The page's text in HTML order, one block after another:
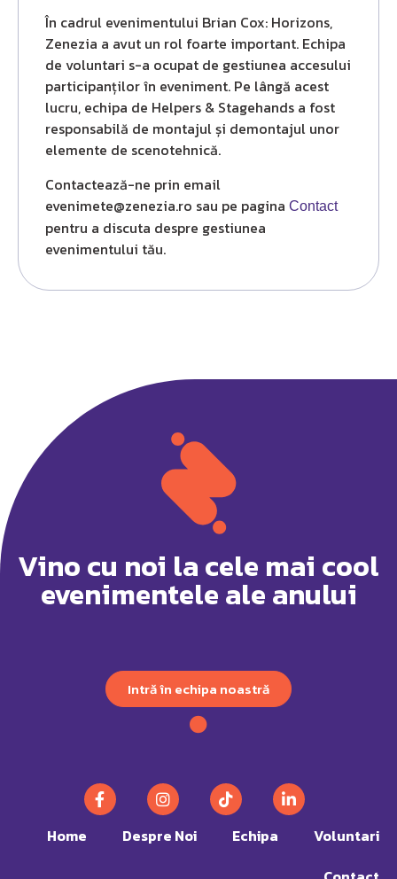
În cadrul evenimentului Brian Cox: Horizons,
Zenezia a avut un rol foarte important. Echipa
de voluntari s-a ocupat de gestiunea accesului
participanților în eveniment. Pe lângă acest
lucru, echipa de Helpers & Stagehands a fost
responsabilă de montajul și demontajul unor
elemente de scenotehnică.
Contactează-ne prin email
evenimete@zenezia.ro sau pe pagina Contact
pentru a discuta despre gestiunea
evenimentului tău.
Vino cu noi la cele mai cool
evenimentele ale anului
Intră în echipa noastră
Home Despre Noi Echipa
Voluntari